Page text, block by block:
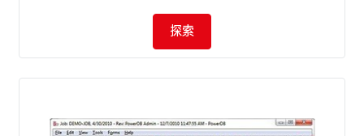
探索